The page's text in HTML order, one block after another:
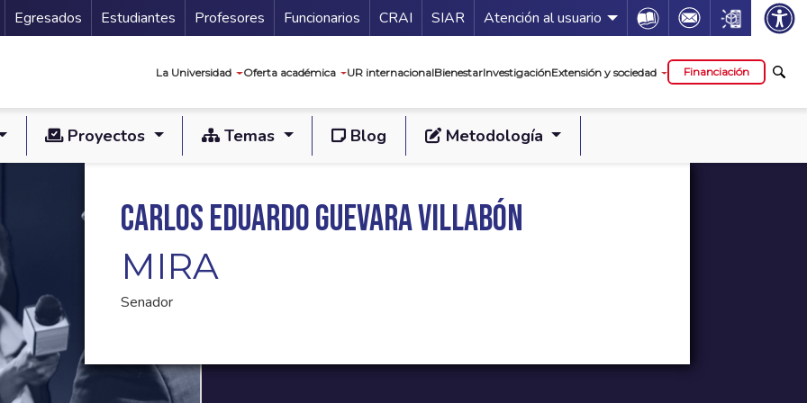
Secundario
Egresados Estudiantes Profesores Funcionarios Guía de servicios
CRAI SIAR Atención al usuario Icon Icon Icon
La Universidad Oferta académica UR internacionalBienestarInvestigaciónExtensión y sociedad Financiación
Proyectos Temas Blog Metodología
Carlos Eduardo Guevara Villabón
MIRA
Senador